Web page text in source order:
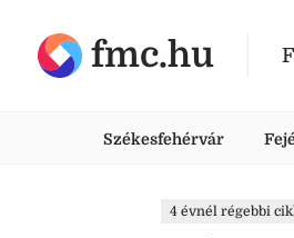
fmc.hu
Székesfehérvár
4 évnél régebbi